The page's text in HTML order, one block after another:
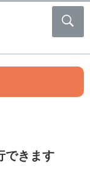
できます